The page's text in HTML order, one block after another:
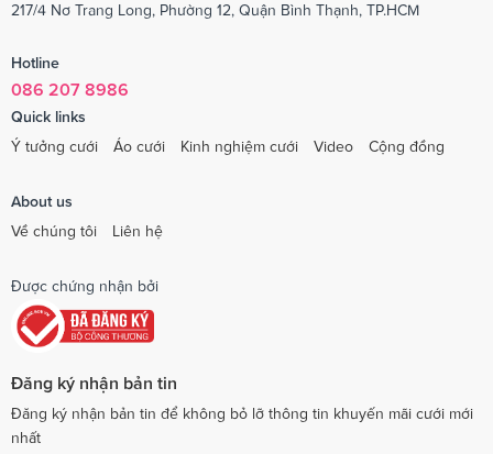
217/4 Nơ Trang Long, Phường 12, Quận Bình Thạnh, TP.HCM
Hotline
086 207 8986
Quick links
Ý tưởng cưới
Áo cưới Kinh nghiệm cưới Video Cộng đồng
About us
Về chúng tôi
Liên hệ
Được chứng nhận bởi
Đăng ký nhận bản tin
Đăng ký nhận bản tin để không bỏ lỡ thông tin khuyến mãi cưới mới
nhất